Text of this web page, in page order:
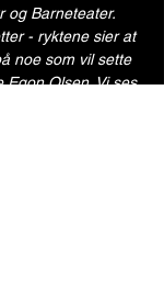
og Barneteater.
- ryktene sier at
noe som vil sette
Egon Olsen. Vi ses